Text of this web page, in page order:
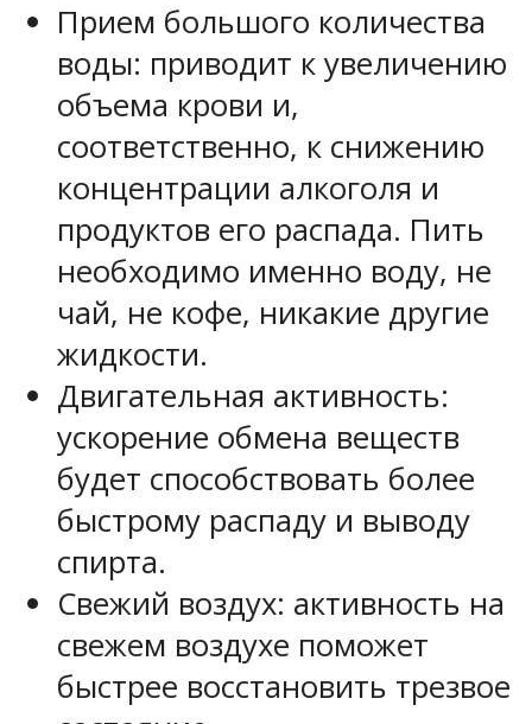
Прием большого количества
воды: приводит к увеличению
объема крови и,
соответственно, к снижению
концентрации алкоголя и
продуктов его распада. Пить
необходимо именно воду, не
чай, не кофе, никакие другие
жидкости.
Двигательная активность:
ускорение обмена веществ
будет способствовать более
быстрому распаду и выводу
спирта.
Свежий воздух: активность на
свежем воздухе поможет
быстрее восстановить трезвое